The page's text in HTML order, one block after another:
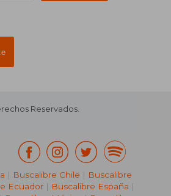
promociones